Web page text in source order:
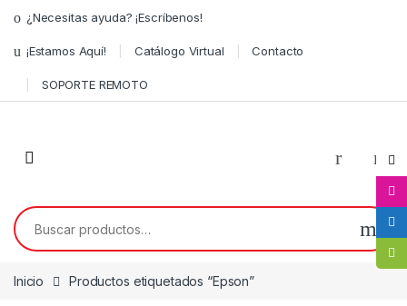
¿Necesitas ayuda? ¡Escríbenos!
¡Estamos Aquí! Catálogo Virtual Contacto
SOPORTE REMOTO
Inicio Productos etiquetados “Epson”